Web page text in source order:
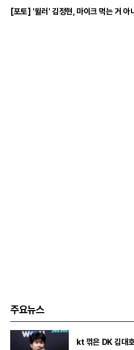
[포토] '윌러' 김정현, 마이크 먹는 거 아
주요뉴스
kt 꺾은 DK 김대